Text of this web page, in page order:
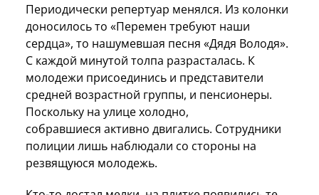
Периодически репертуар менялся. Из колонки
доносилось то «Перемен требуют наши
сердца», то нашумевшая песня «Дядя Володя».
С каждой минутой толпа разрасталась. К
молодежи присоединись и представители
средней возрастной группы, и пенсионеры.
Поскольку на улице холодно,
собравшиеся активно двигались. Сотрудники
полиции лишь наблюдали со стороны на
резвящуюся молодежь.